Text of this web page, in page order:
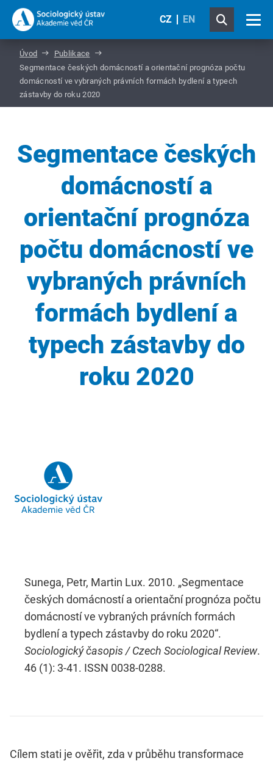
CZ EN
Úvod
Publikace
Segmentace českých domácností a orientační prognóza počtu
domácností ve vybraných právních formách bydlení a typech
zástavby do roku 2020
Segmentace českých
domácností a
orientační prognóza
počtu domácností ve
vybraných právních
formách bydlení a
typech zástavby do
roku 2020
Sunega, Petr, Martin Lux. 2010. „Segmentace
českých domácností a orientační prognóza počtu
domácností ve vybraných právních formách
bydlení a typech zástavby do roku 2020“.
Sociologický časopis / Czech Sociological Review.
46 (1): 3-41. ISSN 0038-0288.
Cílem stati je ověřit, zda v průběhu transformace